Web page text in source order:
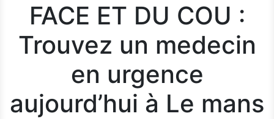
FACE ET DU COU :
Trouvez un medecin
en urgence
aujourd’hui à Le mans